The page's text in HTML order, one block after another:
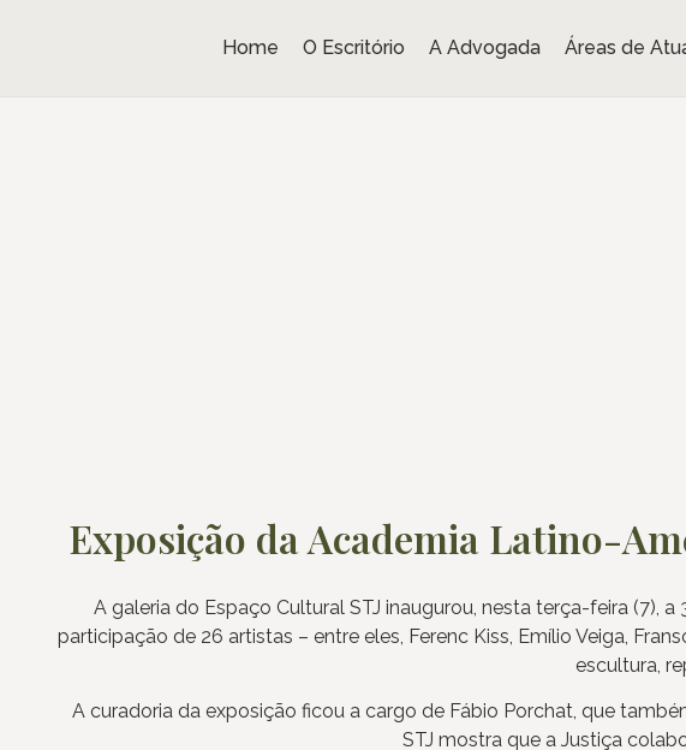
Home O Escritório A Advogada Áreas de
Exposição da Academia Latino-
A galeria do Espaço Cultural STJ inaugurou, nesta terça-feira (7),
participação de 26 artistas – entre eles, Ferenc Kiss, Emílio Veiga,
escultura,
A curadoria da exposição ficou a cargo de Fábio Porchat, que
STJ mostra que a Justiça